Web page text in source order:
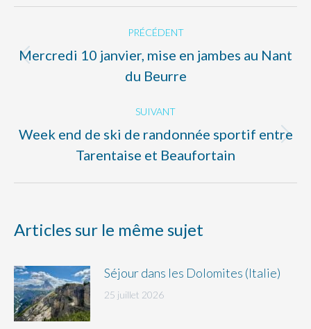
article
PRÉCÉDENT
Article
précédent
:
Mercredi 10 janvier, mise en jambes au Nant
du Beurre
SUIVANT
Article
suivant
:
Week end de ski de randonnée sportif entre
Tarentaise et Beaufortain
Articles sur le même sujet
Séjour dans les Dolomites (Italie)
25 juillet 2026